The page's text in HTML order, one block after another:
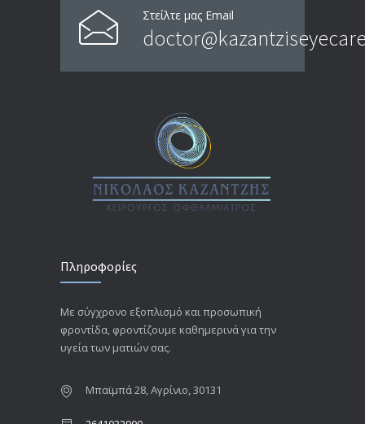
Στείλτε μας Email
Πληροφορίες
Με σύγχρονο εξοπλισμό και προσωπική
φροντίδα, φροντίζουμε καθημερινά για την
υγεία των ματιών σας.
Μπαϊμπά 28, Αγρίνιο, 30131